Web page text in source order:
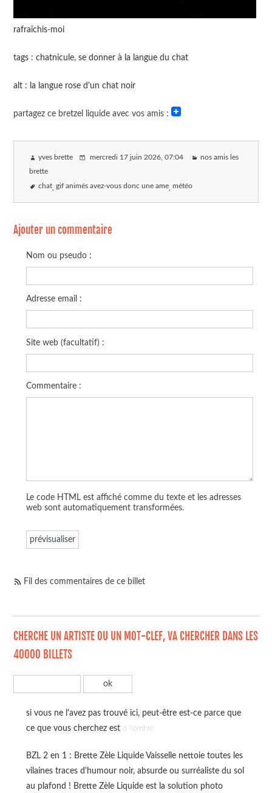
rafraîchis-moi
tags : chatnicule, se donner à la langue du chat
alt : la langue rose d'un chat noir
partagez ce bretzel liquide avec vos amis :
yves brette mercredi 17 juin 2026, 07:04 nos amis les
brette
chat gif animés avez-vous donc une ame météo
Ajouter un commentaire
Nom ou pseudo :
Adresse email :
Site web (facultatif) :
Commentaire :
Le code HTML est affiché comme du texte et les adresses
web sont automatiquement transformées.
Fil des commentaires de ce billet
CHERCHE UN ARTISTE OU UN MOT-CLEF, VA CHERCHER DANS LES
40000 BILLETS
si vous ne l'avez pas trouvé ici, peut-être est-ce parce que
ce que vous cherchez est à l'ombre
BZL 2 en 1 : Brette Zèle Liquide Vaisselle nettoie toutes les
vilaines traces d'humour noir, absurde ou surréaliste du sol
au plafond ! Brette Zèle Liquide est la solution photo